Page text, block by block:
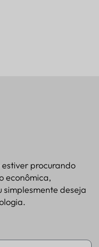
procurando
econômica,
simplesmente deseja